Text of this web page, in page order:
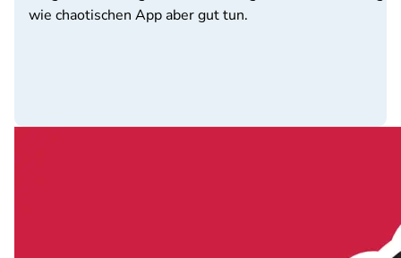
wie chaotischen App aber gut tun.